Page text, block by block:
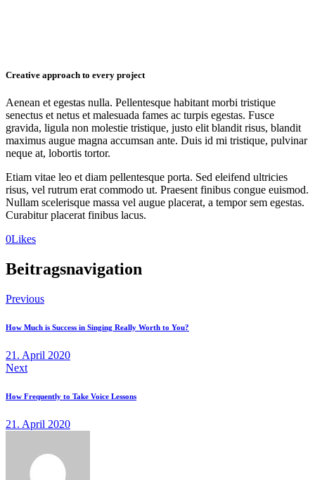
Creative approach to every project
Aenean et egestas nulla. Pellentesque habitant morbi tristique
senectus et netus et malesuada fames ac turpis egestas. Fusce
gravida, ligula non molestie tristique, justo elit blandit risus, blandit
maximus augue magna accumsan ante. Duis id mi tristique, pulvinar
neque at, lobortis tortor.
Etiam vitae leo et diam pellentesque porta. Sed eleifend ultricies
risus, vel rutrum erat commodo ut. Praesent finibus congue euismod.
Nullam scelerisque massa vel augue placerat, a tempor sem egestas.
Curabitur placerat finibus lacus.
0Likes
Beitragsnavigation
Previous
How Much is Success in Singing Really Worth to You?
21. April 2020
Next
How Frequently to Take Voice Lessons
21. April 2020